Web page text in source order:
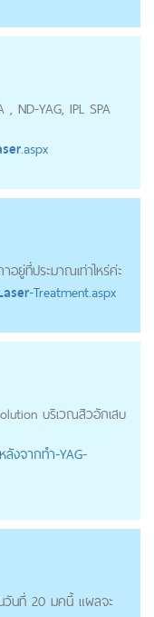
ND-YAG, IPL SPA
.aspx
ยู่ที่ประมาณเท่าไหร่ค่ะ
-Treatment.aspx
บริเวณสิวอักเสบ
งจากทำ-YAG-
วันที่ 20 มคนี้ แผลจะ